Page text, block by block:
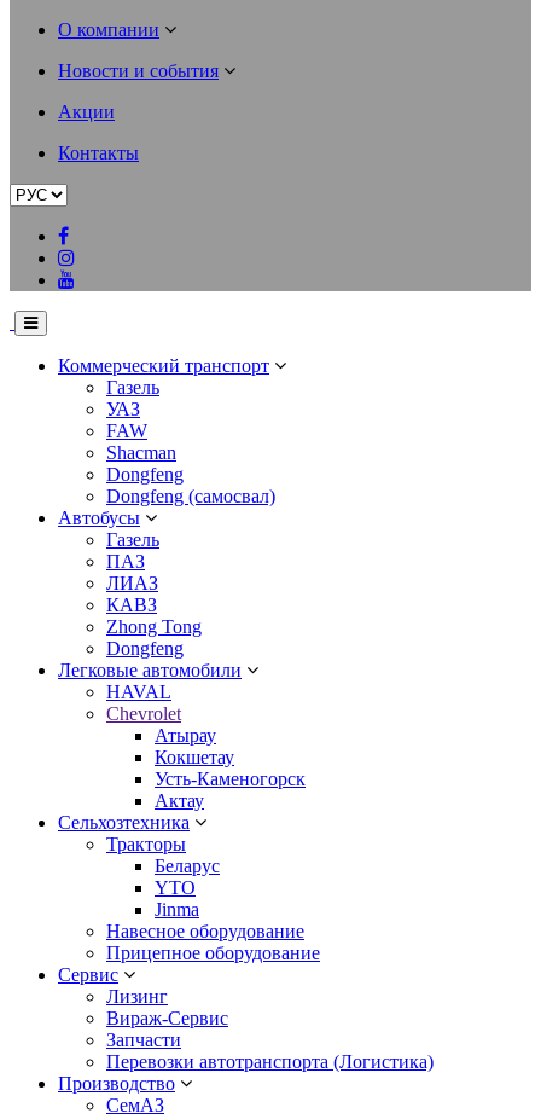
О компании
Новости и события
Акции
Контакты
Коммерческий транспорт
Газель
УАЗ
FAW
Shacman
Dongfeng
Dongfeng (самосвал)
Автобусы
Газель
ПАЗ
ЛИАЗ
КАВЗ
Zhong Tong
Dongfeng
Легковые автомобили
HAVAL
Chevrolet
Атырау
Кокшетау
Усть-Каменогорск
Актау
Сельхозтехника
Тракторы
Беларус
YTO
Jinma
Навесное оборудование
Прицепное оборудование
Сервис
Лизинг
Вираж-Сервис
Запчасти
Перевозки автотранспорта (Логистика)
Производство
СемАЗ